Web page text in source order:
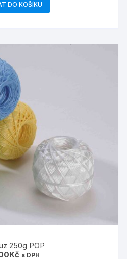
DO KOŠÍKU
250g POP
Kč s DPH